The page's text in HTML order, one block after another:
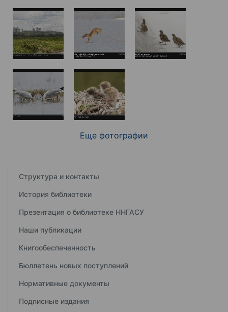
Еще фотографии
Структура и контакты
История библиотеки
Презентация о библиотеке ННГАСУ
Наши публикации
Книгообеспеченность
Бюллетень новых поступлений
Нормативные документы
Подписные издания